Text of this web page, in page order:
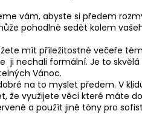
vám, abyste si předem
pohodlně sedět kolem
mít příležitostné večeře
ji nechali formální. Je to
Vánoc.
na to myslet předem. V
že využijete věci které máte
a použít jiné tóny pro